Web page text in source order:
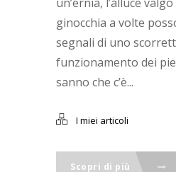
ginocchia a volte
segnali di uno
funzionamento dei
sanno che c’è...
I miei articoli
Scopri di più